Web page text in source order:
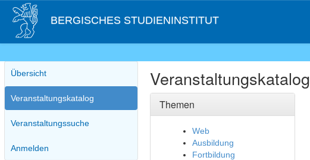
BERGISCHES STUDIENINSTITUT
Übersicht
Veranstaltungskatalog
Veranstaltungssuche
Anmelden
Veranstaltungskatalog
Themen
Web
Ausbildung
Fortbildung